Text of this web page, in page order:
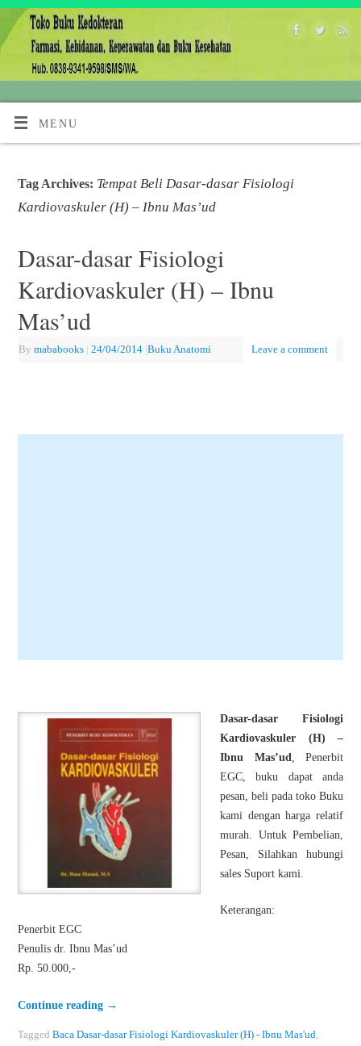
MENU
Tag Archives: Tempat Beli Dasar-dasar Fisiologi
Kardiovaskuler (H) – Ibnu Mas’ud
Dasar-dasar Fisiologi
Kardiovaskuler (H) – Ibnu
Mas’ud
By mababooks | 24/04/2014 |Buku Anatomi Leave a comment
Dasar-dasar Fisiologi
Kardiovaskuler (H) –
Ibnu Mas’ud , Penerbit
EGC, buku dapat anda
pesan, beli pada toko Buku
kami dengan harga relatif
murah. Untuk Pembelian,
Pesan, Silahkan hubungi
sales Suport kami.
Keterangan:
Penerbit EGC
Penulis dr. Ibnu Mas’ud
Rp. 50.000,-
Continue reading →
Tagged Baca Dasar-dasar Fisiologi Kardiovaskuler (H) - Ibnu Mas'ud,